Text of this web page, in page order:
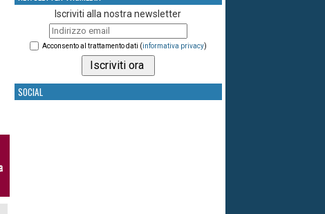
Iscriviti alla nostra newsletter
Acconsento al trattamento dati (informativa privacy)
SOCIAL